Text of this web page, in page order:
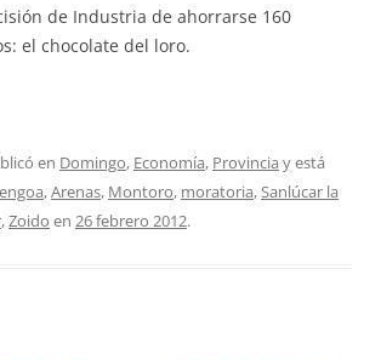
de Industria de ahorrarse 160
el chocolate del loro.
en Domingo, Economía, Provincia y está
,Arenas, Montoro, moratoria,Sanlúcar la
,Zoido en 26 febrero 2012.